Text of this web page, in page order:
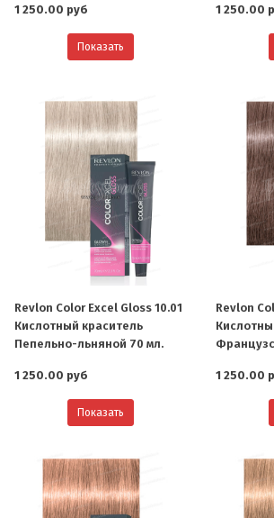
1 250.00 руб
Показать
1 250.00
Revlon Color Excel Gloss 10.01
Кислотный краситель
Пепельно-льняной 70 мл.
1 250.00 руб
Показать
Revlon
1 250.00